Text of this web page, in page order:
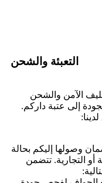
التعبئة والشحن
الآمن والشحن
إلى عتبة داركم.
وصولها إليكم بحالة
أو التجارية. تتضمن